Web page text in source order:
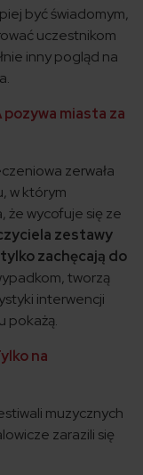
być świadomym,
uczestnikom
inny pogląd na
miasta za
zerwała
w którym
że wycofuje się ze
zestawy
zachęcają do
tworzą
interwencji
pokażą.
na
muzycznych
zarazili się